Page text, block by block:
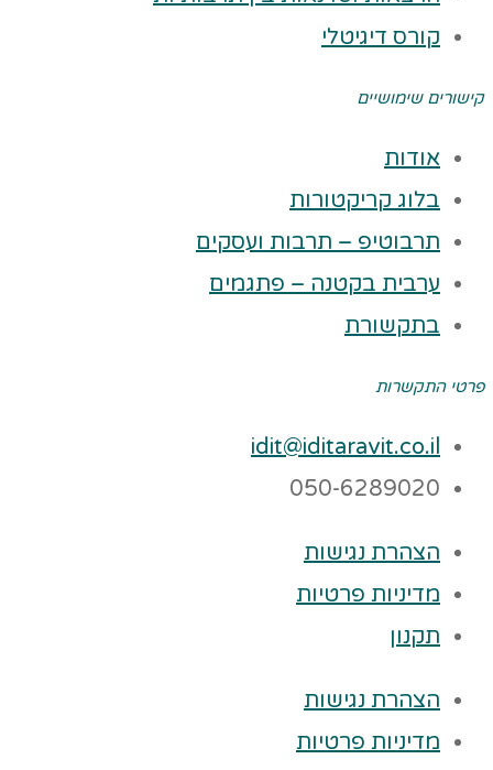
קורס דיגיטלי
קישורים שימושיים
אודות
בלוג קריקטורות
תרבוטיפ – תרבות ועסקים
ערבית בקטנה – פתגמים
בתקשורת
פרטי התקשרות
idit@iditaravit.co.il
050-6289020
הצהרת נגישות
מדיניות פרטיות
תקנון
הצהרת נגישות
מדיניות פרטיות